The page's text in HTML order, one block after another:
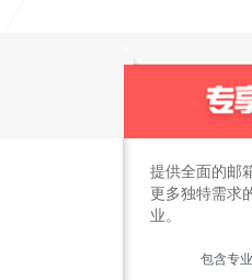
提供全面的邮
更多独特需求
业。
包含专